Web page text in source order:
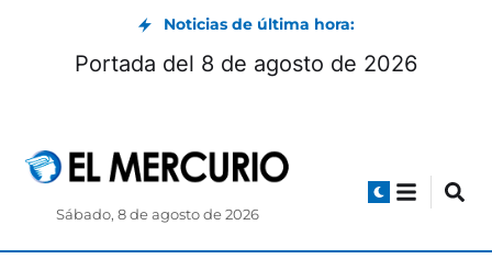
Noticias de última hora:
Portada del 8 de agosto de 2026
Sábado, 8 de agosto de 2026